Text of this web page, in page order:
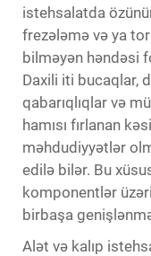
istehsalatda
frezələmə və ya
bilməyən həndəsi
Daxili iti bucaqlar,
qabarıqlıqlar və
hamısı fırlanan
məhdudiyyətlər
edilə bilər. Bu
komponentlər
birbaşa
Alət və kalıp